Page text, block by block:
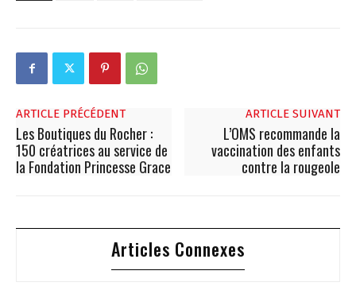
ARTICLE PRÉCÉDENT
Les Boutiques du Rocher :
150 créatrices au service de
la Fondation Princesse Grace
ARTICLE SUIVANT
L’OMS recommande la
vaccination des enfants
contre la rougeole
Articles Connexes